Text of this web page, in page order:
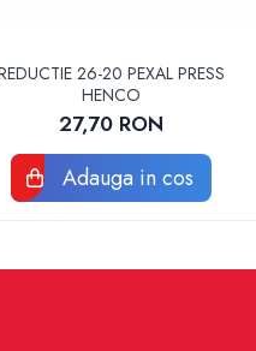
26-20 PEXAL PRESS
HENCO
27,70 RON
Adauga in cos